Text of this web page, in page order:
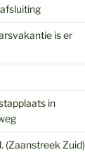
is er
in
(Zaanstreek Zuid)